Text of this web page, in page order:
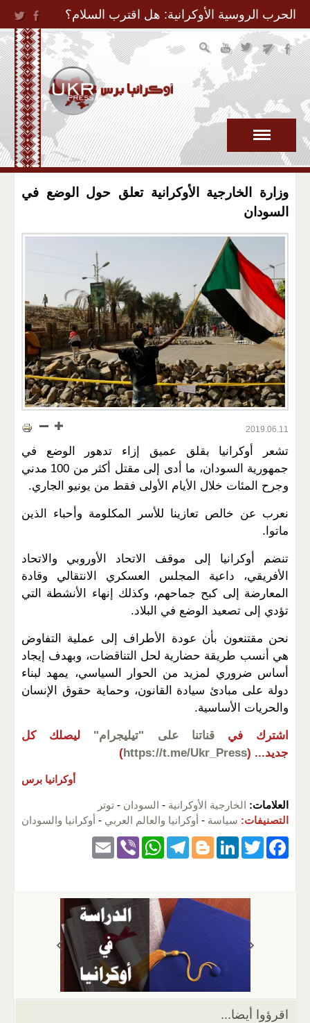
Jump to Navigation
الحرب الروسية الأوكرانية: هل اقترب السلام؟
وزارة الخارجية الأوكرانية تعلق حول الوضع في
السودان
2019.06.11
تشعر أوكرانيا بقلق عميق إزاء تدهور الوضع في
جمهورية السودان، ما أدى إلى مقتل أكثر من 100 مدني
وجرح المئات خلال الأيام الأولى فقط من يونيو الجاري.
نعرب عن خالص تعازينا للأسر المكلومة وأحباء الذين
ماتوا.
تنضم أوكرانيا إلى موقف الاتحاد الأوروبي والاتحاد
الأفريقي، داعية المجلس العسكري الانتقالي وقادة
المعارضة إلى كبح جماحهم، وكذلك إنهاء الأنشطة التي
تؤدي إلى تصعيد الوضع في البلاد.
نحن مقتنعون بأن عودة الأطراف إلى عملية التفاوض
هي أنسب طريقة حضارية لحل التناقضات، وبهدف إيجاد
أساس ضروري لمزيد من الحوار السياسي، يمهد لبناء
دولة على مبادئ سيادة القانون، وحماية حقوق الإنسان
والحريات الأساسية.
اشترك في قناتنا على "تيليجرام"
ليصلك كل
جديد... (
https://t.me/Ukr_Press
)
أوكرانيا برس
العلامات: الخارجية الأوكرانية - السودان - توتر
التصنيفات: سياسة - أوكرانيا والعالم العربي - أوكرانيا والسودان
F
k
T
er
Li
e
n
Bl
T
gr
a
m
W
s
A
p
p
Vi
اقرؤوا أيضا...